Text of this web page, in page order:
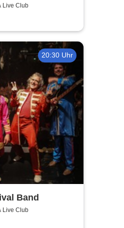
Live Club
20:30 Uhr
Band
Live Club